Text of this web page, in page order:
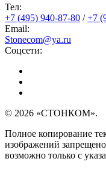
Тел:
+7 (495) 940-87-80 /+7
Email:
Stonecom@ya.ru
Соцсети:
© 2026 «СТОНКОМ».
Полное копирование
изображений
возможно только с